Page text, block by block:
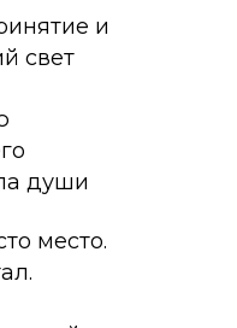
души
и
свет
место.